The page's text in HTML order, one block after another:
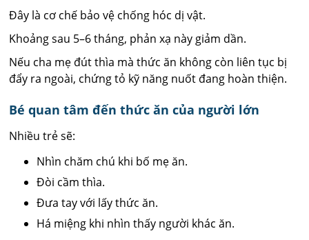
Đây là cơ chế bảo vệ chống hóc dị vật.
Khoảng sau 5–6 tháng, phản xạ này giảm dần.
Nếu cha mẹ đút thìa mà thức ăn không còn liên tục bị
đẩy ra ngoài, chứng tỏ kỹ năng nuốt đang hoàn thiện.
Bé quan tâm đến thức ăn của người lớn
Nhiều trẻ sẽ:
Nhìn chăm chú khi bố mẹ ăn.
Đòi cầm thìa.
Đưa tay với lấy thức ăn.
Há miệng khi nhìn thấy người khác ăn.